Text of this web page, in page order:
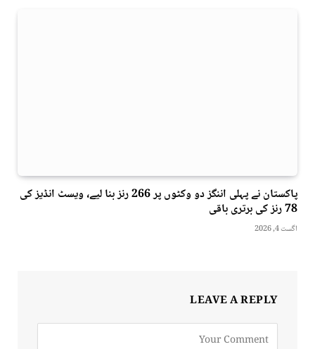
پاکستان نے پہلی اننگز دو وکٹوں پر 266 رنز بنا لیے، ویسٹ انڈیز کی
78 رنز کی برتری باقی
اگست 4, 2026
LEAVE A REPLY